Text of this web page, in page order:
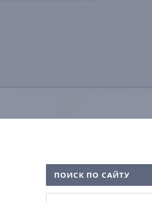
ПОИСК ПО САЙТУ